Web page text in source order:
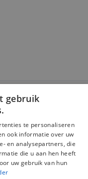
gebruik
te personaliseren
ook informatie over uw
en analysepartners, die
die u aan hen heeft
uw gebruik van hun